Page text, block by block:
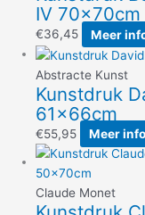
IV 70x70cm
€36,45 Meer
Abstracte Kunst
Kunstdruk
61x66cm
€55,95 Meer
Claude Monet